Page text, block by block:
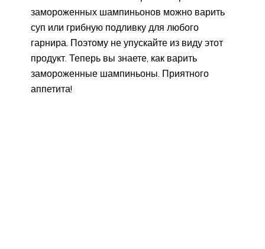
замороженных шампиньонов можно варить
суп или грибную подливку для любого
гарнира. Поэтому не упускайте из виду этот
продукт. Теперь вы знаете, как варить
замороженные шампиньоны. Приятного
аппетита!